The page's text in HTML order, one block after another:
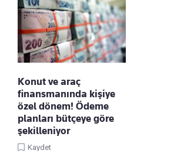
Konut ve araç
finansmanında kişiye
özel dönem! Ödeme
planları bütçeye göre
şekilleniyor
Kaydet